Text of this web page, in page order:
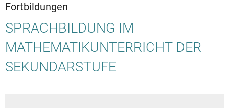
Fortbildungen
SPRACHBILDUNG IM
MATHEMATIKUNTERRICHT DER
SEKUNDARSTUFE